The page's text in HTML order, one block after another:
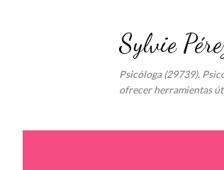
Sylvie
Psicóloga (29739).
ofrecer herramientas